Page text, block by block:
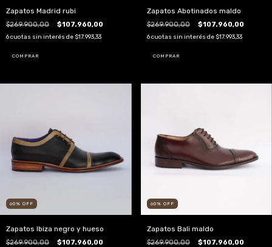
Zapatos Madrid rubi
$269.900,00 $107.960,00
6cuotas sin interés de $17.993,33
COMPRAR
Zapatos Abotinados maldo
$269.900,00 $107.960,00
6 cuotas sin interés de $17.993,33
COMPRAR
60 % OFF
Zapatos Ibiza negro y hueso
$269.900,00 $107.960,00
60 % OFF
Zapatos Bali maldo
$269.900,00 $107.960,00